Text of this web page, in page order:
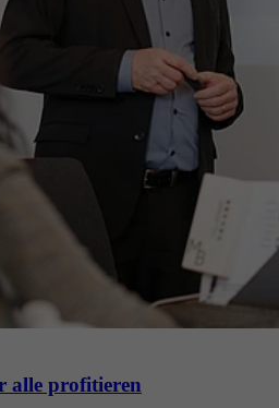
alle profitieren